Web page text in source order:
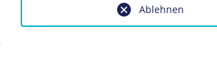
Dieses Objekt
Ablehnen